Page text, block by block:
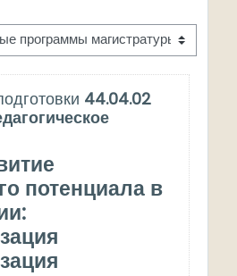
44.04.02
потенциала в